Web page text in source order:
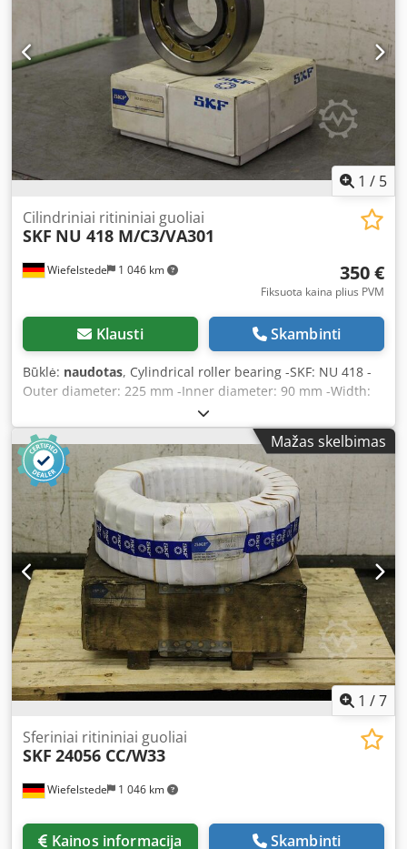
1 / 5
Wiefelstede 1 046 km
Cilindriniai ritininiai guoliai
SKF NU 418 M/C3/VA301
350 €
Fiksuota kaina plius PVM
Klausti Skambinti
Būklė: naudotas, Cylindrical roller bearing -SKF: NU 418 -
Outer diameter: 225 mm -Inner diameter: 90 mm -Width:
54 mm -Price: per piece Crodpsd S Hp Nofx Adysf -
Quantity: 2 pieces -Weight: 11.9 kg/piece
Mažas skelbimas
1 /7
Wiefelstede 1 046 km
Sferiniai ritininiai guoliai
SKF 24056 CC/W33
Kainos informacija Skambinti